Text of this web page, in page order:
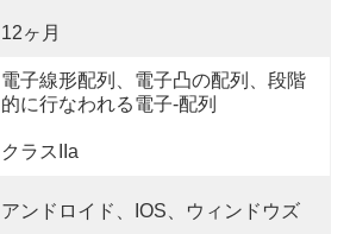
12ヶ月
電子線形配列、電子凸の配列、段階
的に行なわれる電子-配列
クラスIIa
アンドロイド、IOS、ウィンドウズ